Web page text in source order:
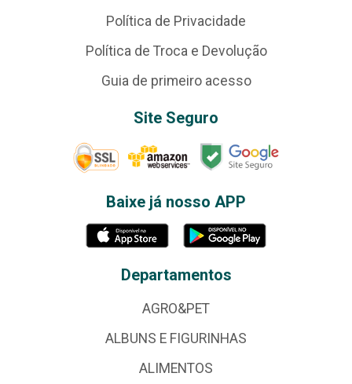
Política de Privacidade
Política de Troca e Devolução
Guia de primeiro acesso
Site Seguro
Baixe já nosso APP
Departamentos
AGRO&PET
ALBUNS E FIGURINHAS
ALIMENTOS